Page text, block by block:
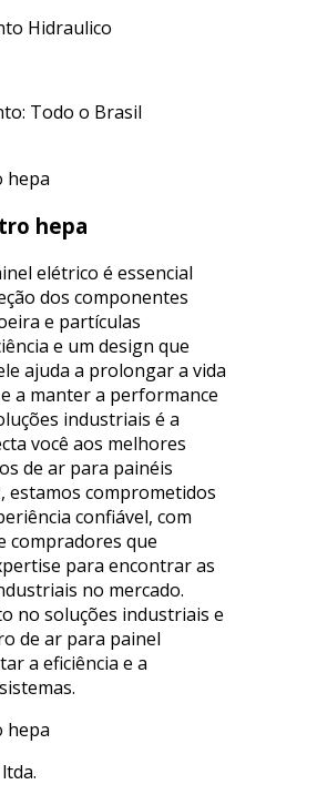
Todo o Brasil
hepa
elétrico é essencial
dos componentes
e partículas
e um design que
ajuda a prolongar a vida
a manter a performance
industriais é a
você aos melhores
de ar para painéis
estamos comprometidos
confiável, com
compradores que
para encontrar as
no mercado.
no soluções industriais e
de ar para painel
a eficiência e a